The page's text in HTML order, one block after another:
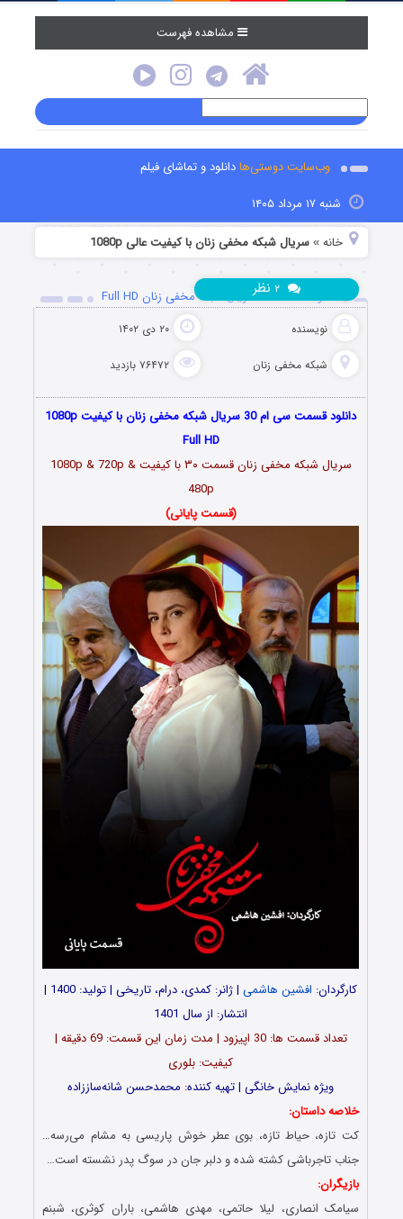
مشاهده فهرست
وب‌سایت دوستی‌هادانلود و تماشای فیلم
شنبه ۱۷ مرداد ۱۴۰۵
خانه »سریال شبکه مخفی زنان با کیفیت عالی 1080p
دانلود قسمت 30 سریال شبکه مخفی زنان Full HD
نویسنده ۲۰ دی ۱۴۰۲
شبکه مخفی زنان ۷۶۴۷۲ بازدید
۲ نظر
دانلود قسمت سی ام 30 سریال شبکه مخفی زنان با کیفیت 1080p
Full HD
سریال شبکه مخفی زنان قسمت ۳۰
با کیفیت 1080p & 720p &
480p
(قسمت پایانی)
کارگردان: افشین هاشمی
| ژانر: کمدی، درام، تاریخی | تولید: 1400 |
انتشار: از سال 1401
تعداد قسمت ‎ها: 30 اپیزود | مدت زمان این قسمت: 69 دقیقه |
کیفیت: بلوری
ویژه نمایش خانگی | تهیه کننده: محمدحسن شانه‌ساززاده
خلاصه داستان:
کت تازه، حیاط تازه، بوی عطر خوش پاریسی به مشام می‌رسه…
جناب تاجرباشی کشته شده و دلبر جان در سوگ پدر نشسته است…
بازیگران:
سیامک انصاری، لیلا حاتمی، مهدی هاشمی، باران کوثری، شبنم